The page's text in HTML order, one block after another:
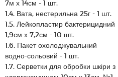
7м х 14см - 1 шт.
1.4. Вата, нестерильна 25г - 1 шт.
1.5. Лейкопластир бактерицидний
1,9см х 7,2см - 10 шт.
1.6. Пакет охолоджувальний
водно-сольовий - 1 шт.
1.7. Серветки для обробки шкіри з